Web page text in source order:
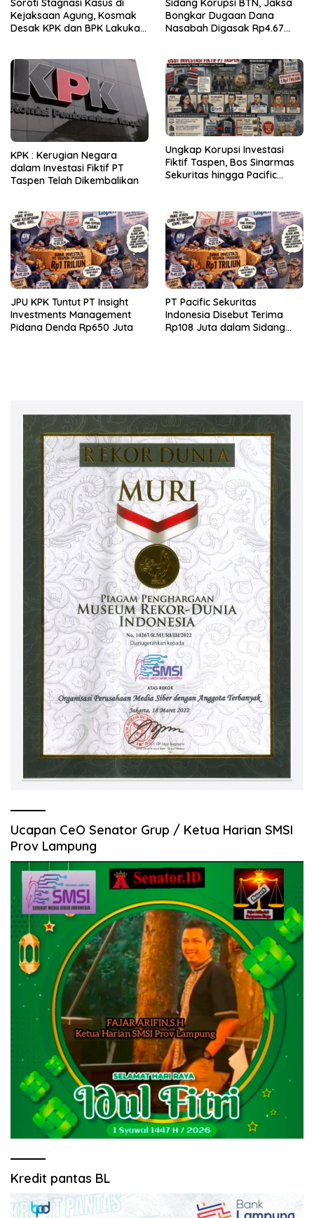
Soroti Stagnasi Kasus di
Kejaksaan Agung, Kosmak
Desak KPK dan BPK Lakukan
Sidang Korupsi BTN, Jaksa
Bongkar Dugaan Dana
Nasabah Digasak Rp4.67
KPK : Kerugian Negara
dalam Investasi Fiktif PT
Taspen Telah Dikembalikan
Ungkap Korupsi Investasi
Fiktif Taspen, Bos Sinarmas
Sekuritas hingga Pacific
JPU KPK Tuntut PT Insight
Investments Management
Pidana Denda Rp650 Juta
PT Pacific Sekuritas
Indonesia Disebut Terima
Rp108 Juta dalam Sidang
Ucapan CeO Senator Grup / Ketua Harian SMSI
Prov Lampung
Kredit pantas BL